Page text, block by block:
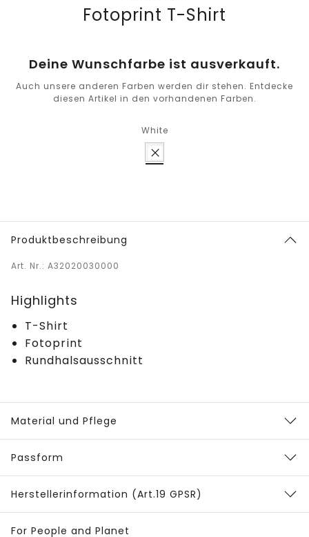
Fotoprint T-Shirt
Deine Wunschfarbe ist ausverkauft.
Auch unsere anderen Farben werden dir stehen. Entdecke
diesen Artikel in den vorhandenen Farben.
White
Produktbeschreibung
Art. Nr.: A32020030000
Highlights
T-Shirt
Fotoprint
Rundhalsausschnitt
Material und Pflege
Passform
Herstellerinformation (Art.19 GPSR)
For People and Planet